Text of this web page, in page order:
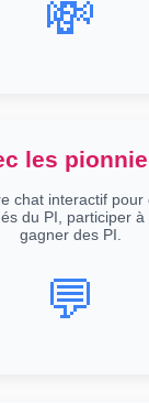
💸
les
chat interactif pour
du PI, participer à
gagner des PI.
💬